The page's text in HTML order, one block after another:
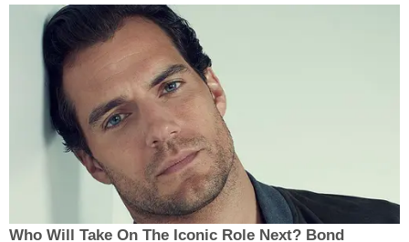
Who Will Take On The Iconic Role Next? Bond